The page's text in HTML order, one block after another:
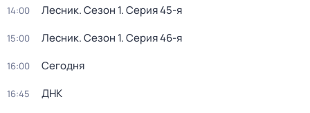
14:00 Лесник. Сезон 1. Серия 45-я
15:00 Лесник. Сезон 1. Серия 46-я
16:00 Сегодня
16:45 ДНК